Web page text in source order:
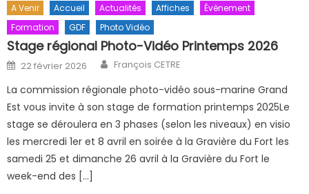
A Venir Accueil Actualités Affiches
Évènement
Formation
GDF Photo Vidéo
Stage régional Photo-Vidéo Printemps 2026
Posted on
22 février 2026 Author
François CETRE
La commission régionale photo-vidéo sous-marine Grand
Est vous invite à son stage de formation printemps 2025Le
stage se déroulera en 3 phases (selon les niveaux) en visio
les mercredi 1er et 8 avril en soirée à la Gravière du Fort les
samedi 25 et dimanche 26 avril à la Gravière du Fort le
week-end des […]